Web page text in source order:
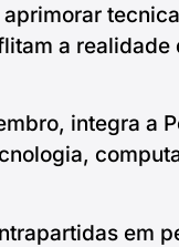
a
integra a
em